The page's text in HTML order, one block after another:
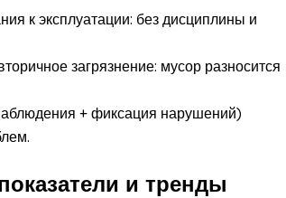
к эксплуатации: без дисциплины и
загрязнение: мусор разносится
+ фиксация нарушений)
и тренды